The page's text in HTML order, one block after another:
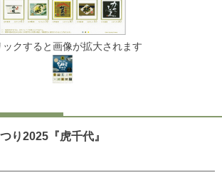
ックすると画像が拡大されます
り2025『虎千代』